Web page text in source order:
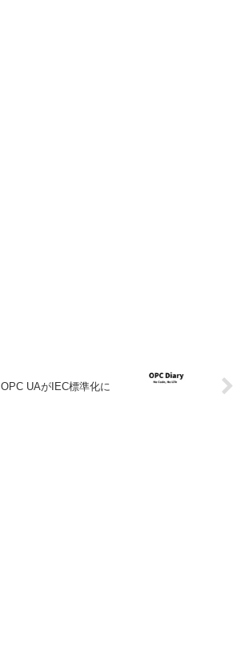
OPC UAがIEC標準化に